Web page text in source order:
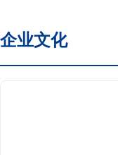
企业文化